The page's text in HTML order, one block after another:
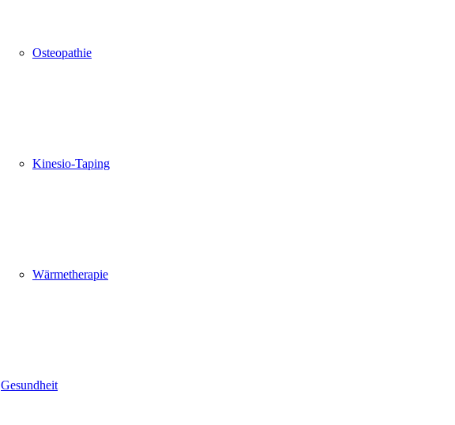
Osteopathie
Kinesio-Taping
Wärmetherapie
Gesundheit